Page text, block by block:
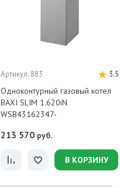
Артикул: 883 3.5
Одноконтурный газовый котел
BAXI SLIM 1.620iN
WSB43162347-
213 570 руб.
В КОРЗИНУ